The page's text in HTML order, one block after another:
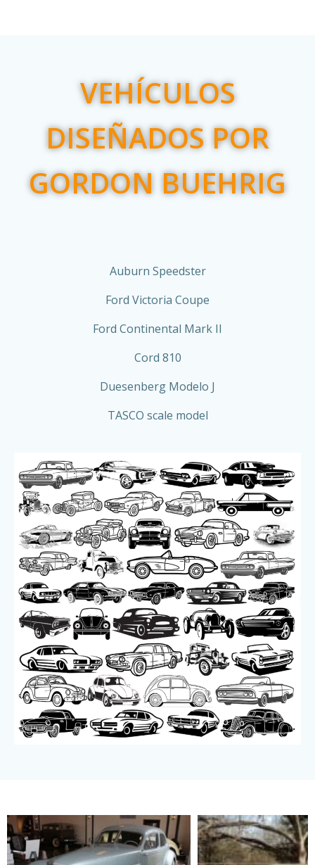
VEHÍCULOS
DISEÑADOS POR
GORDON BUEHRIG
Auburn Speedster
Ford Victoria Coupe
Ford Continental Mark II
Cord 810
Duesenberg Modelo J
TASCO scale model